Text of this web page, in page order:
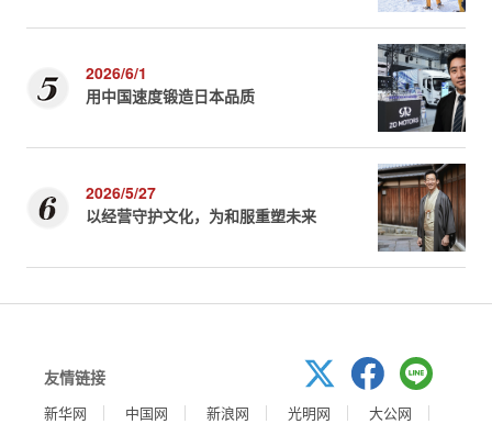
2026/6/1
用中国速度锻造日本品质
2026/5/27
以经营守护文化，为和服重塑未来
友情链接
新华网 中国网 新浪网 光明网
大公网